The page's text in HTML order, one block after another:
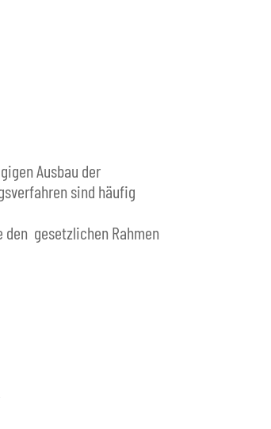
Ausbau der
sind häufig
gesetzlichen Rahmen